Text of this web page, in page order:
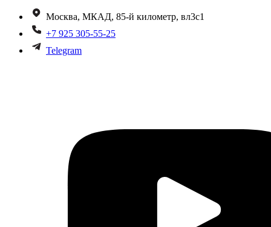
Москва, МКАД, 85-й километр, вл3с1
+7 925 305-55-25
Telegram